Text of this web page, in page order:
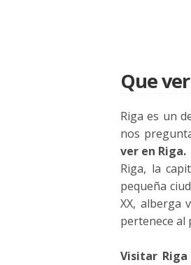
Que
Riga es un
nos
ver en Riga.
Riga, la
pequeña
XX, alberga
pertenece al
Visitar Riga